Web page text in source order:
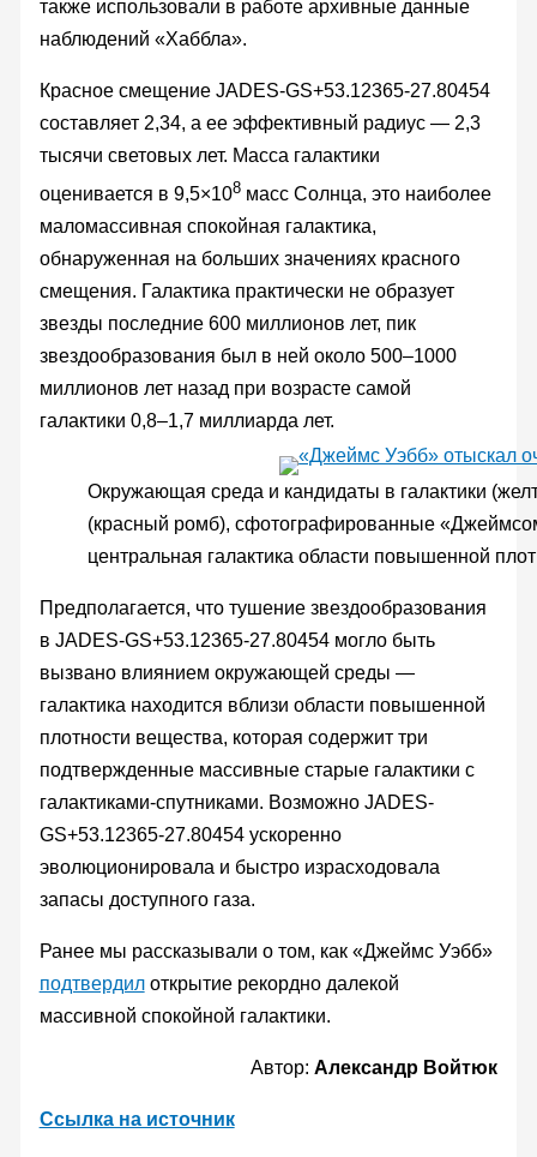
также использовали в работе архивные данные
наблюдений «Хаббла».
Красное смещение JADES-GS+53.12365-27.80454
составляет 2,34, а ее эффективный радиус — 2,3
тысячи световых лет. Масса галактики
оценивается в 9,5×108масс Солнца, это наиболее
маломассивная спокойная галактика,
обнаруженная на больших значениях красного
смещения. Галактика практически не образует
звезды последние 600 миллионов лет, пик
звездообразования был в ней около 500–1000
миллионов лет назад при возрасте самой
галактики 0,8–1,7 миллиарда лет.
Окружающая среда и кандидаты в галактики
(красный ромб), сфотографированные
центральная галактика области повышенной
Предполагается, что тушение звездообразования
в JADES-GS+53.12365-27.80454 могло быть
вызвано влиянием окружающей среды —
галактика находится вблизи области повышенной
плотности вещества, которая содержит три
подтвержденные массивные старые галактики с
галактиками-спутниками. Возможно JADES-
GS+53.12365-27.80454 ускоренно
эволюционировала и быстро израсходовала
запасы доступного газа.
Ранее мы рассказывали о том, как «Джеймс Уэбб»
подтвердилоткрытие рекордно далекой
массивной спокойной галактики.
Автор:Александр Войтюк
Ссылка на источник